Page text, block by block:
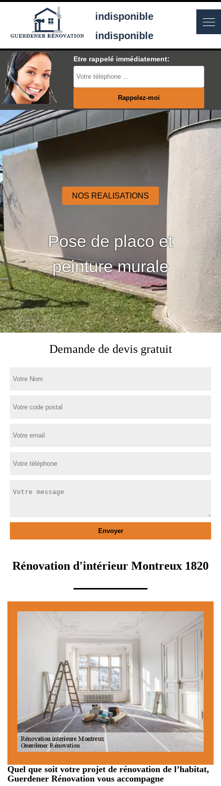
indisponible
indisponible
Etre rappelé immédiatement:
NOS REALISATIONS
Pose de placo et
peinture murale
Demande de devis gratuit
Rénovation d'intérieur Montreux 1820
Quel que soit votre projet de rénovation de l’habitat,
Guerdener Rénovation vous accompagne